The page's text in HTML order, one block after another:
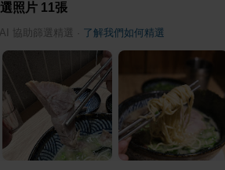
照片 11張
協助篩選精選 了解我們如何精選